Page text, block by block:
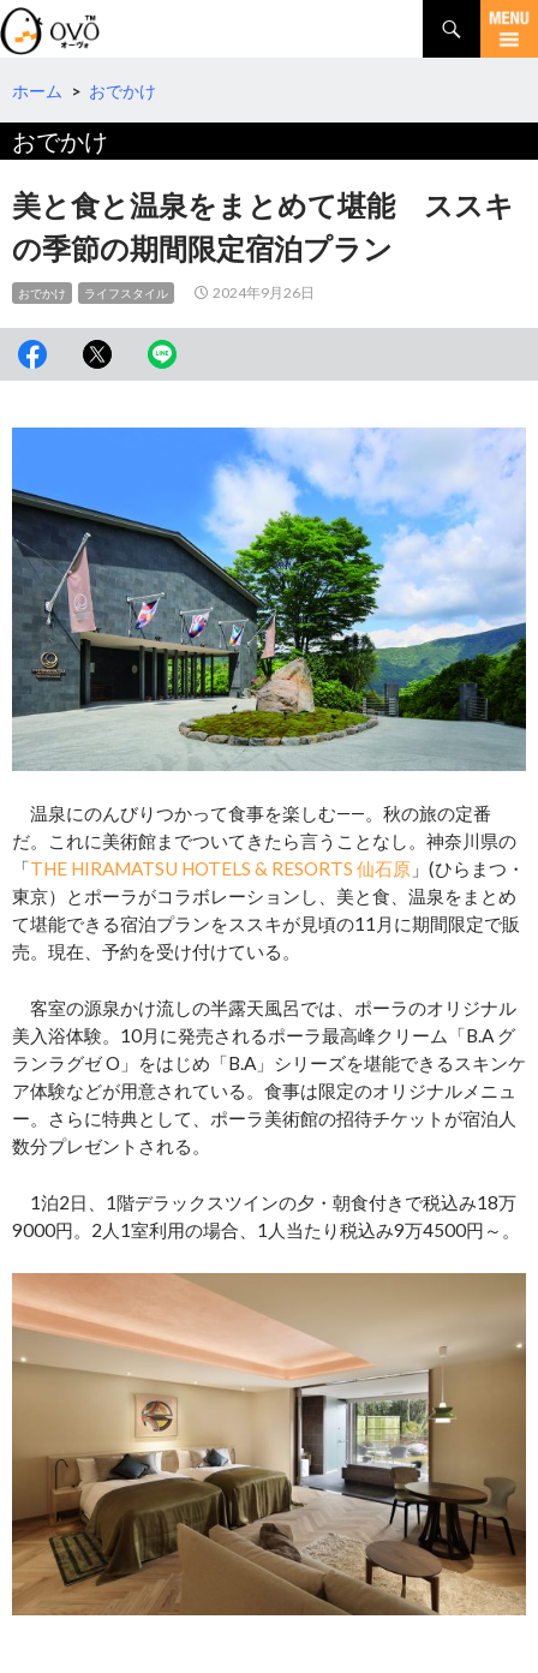
検
索
コ
テ
ツ
へ
移
動
ホーム > おでかけ
おでかけ
美と食と温泉をまとめて堪能 ススキ
の季節の期間限定宿泊プラン
おでかけ ライフスタイル 2024年9月26日
温泉にのんびりつかって食事を楽しむ――。秋の旅の定番
だ。これに美術館までついてきたら言うことなし。神奈川県の
「THE HIRAMATSU HOTELS & RESORTS 仙石原 」(ひらまつ・
東京）とポーラがコラボレーションし、美と食、温泉をまとめ
て堪能できる宿泊プランをススキが見頃の11月に期間限定で販
売。現在、予約を受け付けている。
客室の源泉かけ流しの半露天風呂では、ポーラのオリジナル
美入浴体験。10月に発売されるポーラ最高峰クリーム「B.A グ
ランラグゼ O」をはじめ「B.A」シリーズを堪能できるスキンケ
ア体験などが用意されている。食事は限定のオリジナルメニュ
ー。さらに特典として、ポーラ美術館の招待チケットが宿泊人
数分プレゼントされる。
1泊2日、1階デラックスツインの夕・朝食付きで税込み18万
9000円。2人1室利用の場合、1人当たり税込み9万4500円～。